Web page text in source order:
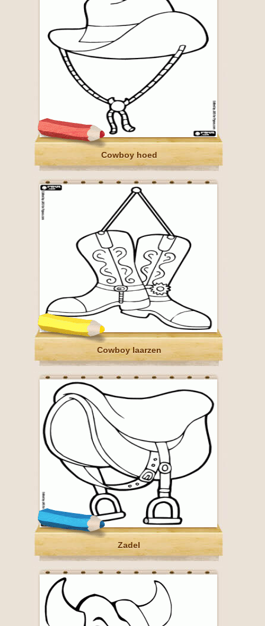
Cowboy hoed
Cowboy laarzen
Zadel